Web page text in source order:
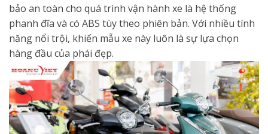
bảo an toàn cho quá trình vận hành xe là hệ thống
phanh đĩa và có ABS tùy theo phiên bản. Với nhiều tính
năng nổi trội, khiến mẫu xe này luôn là sự lựa chọn
hàng đầu của phái đẹp.